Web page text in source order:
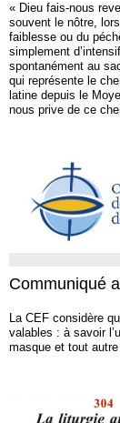
« Dieu fais-nous
souvent le nôtre,
faiblesse ou du
simplement
spontanément au
qui représente le
latine depuis le
nous prive de ce
Communiqué
La CEF considère
valables : à savoir
masque et tout